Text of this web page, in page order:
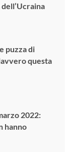
puzza di
questa
2022:
hanno